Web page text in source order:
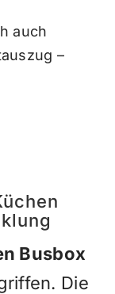
auch
–
Busbox
Die